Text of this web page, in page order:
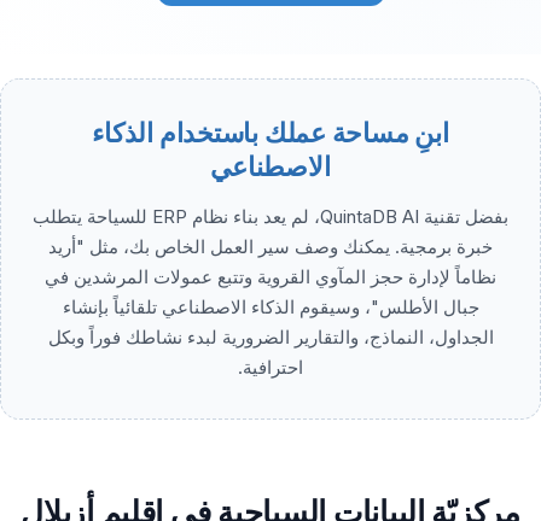
ابنِ مساحة عملك باستخدام الذكاء
الاصطناعي
بفضل تقنية QuintaDB AI، لم يعد بناء نظام ERP للسياحة يتطلب
خبرة برمجية. يمكنك وصف سير العمل الخاص بك، مثل "أريد
نظاماً لإدارة حجز المآوي القروية وتتبع عمولات المرشدين في
جبال الأطلس"، وسيقوم الذكاء الاصطناعي تلقائياً بإنشاء
الجداول، النماذج، والتقارير الضرورية لبدء نشاطك فوراً وبكل
احترافية.
مركزيّة البيانات السياحية في إقليم أزيلال